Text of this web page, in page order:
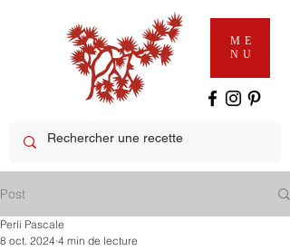
ME
NU
Post
Perli Pascale
8 oct. 2024 4 min de lecture